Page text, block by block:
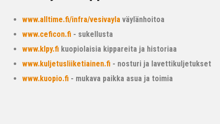
www.alltime.fi/infra/vesivayla väylänhoitoa
www.ceficon.fi - sukellusta
www.klpy.fi kuopiolaisia kippareita ja historiaa
www.kuljetusliiketiainen.fi - nosturi ja lavettikuljetukset
www.kuopio.fi - mukava paikka asua ja toimia